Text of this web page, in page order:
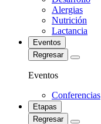
Alergias
Nutrición
Lactancia
Eventos
Regresar
Eventos
Conferencias
Etapas
Regresar